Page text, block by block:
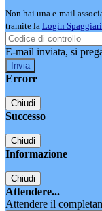
Non hai una e-mail
tramite la Login Spaggiari
E-mail inviata, si
Errore
Chiudi
Successo
Chiudi
Informazione
Chiudi
Attendere...
Attendere il